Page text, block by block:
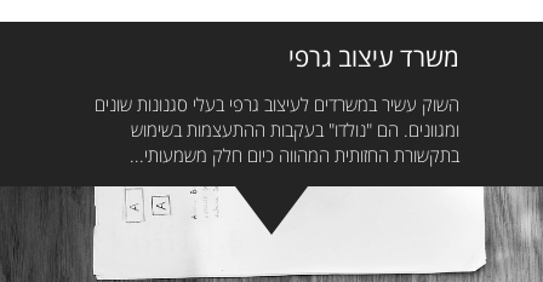
משרד עיצוב גרפי
השוק עשיר במשרדים לעיצוב גרפי בעלי סגנונות שונים
ומגוונים. הם "נולדו" בעקבות ההתעצמות בשימוש
בתקשורת החזותית המהווה כיום חלק משמעותי...